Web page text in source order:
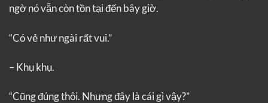
ngờ nó vẫn còn tồn tại đến bây giờ.
“Có vẻ như ngài rất vui.”
– Khụ khụ.
“Cũng đúng thôi. Nhưng đây là cái gì vậy?”